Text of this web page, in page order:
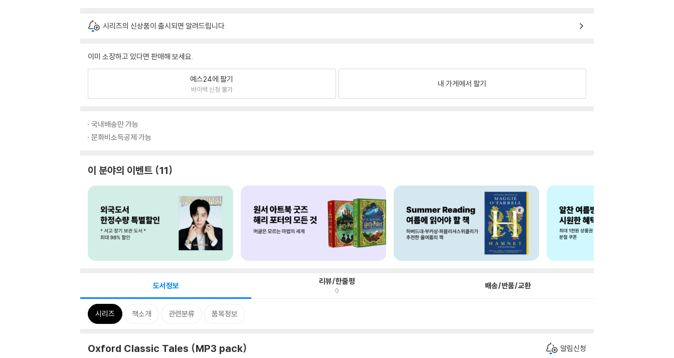
시리즈의 신상품이 출시되면 알려드립니다.
이미 소장하고 있다면 판매해 보세요.
예스24에 팔기
바이백 신청 불가
내 가게에서 팔기
국내배송만 가능
문화비소득공제 가능
이 분야의 이벤트 11
도서정보 리뷰/한줄평
0 배송/반품/교환
시리즈 책소개 관련분류 품목정보
Oxford Classic Tales (MP3 pack) 알림신청